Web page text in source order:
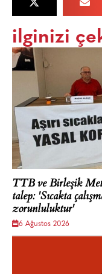
ilginizi
TTB ve Birleşik
talep: 'Sıcakta
zorunluluktur'
6 Ağustos 2026